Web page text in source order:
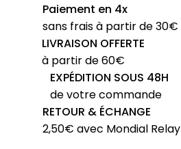
Madison
léger
5910Men
Paiement en 4x
sans frais à partir de 30€
LIVRAISON OFFERTE
à partir de 60€
EXPÉDITION SOUS 48H
de votre commande
RETOUR & ÉCHANGE
2,50€ avec Mondial Relay